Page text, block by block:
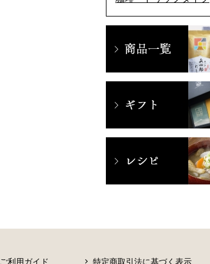
ご利用ガイド 特定商取引法に基づく表示